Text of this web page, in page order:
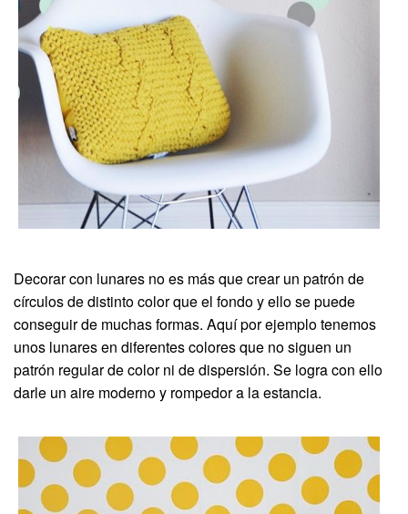
Decorar con lunares no es más que crear un patrón de
círculos de distinto color que el fondo y ello se puede
conseguir de muchas formas. Aquí por ejemplo tenemos
unos lunares en diferentes colores que no siguen un
patrón regular de color ni de dispersión. Se logra con ello
darle un aire moderno y rompedor a la estancia.